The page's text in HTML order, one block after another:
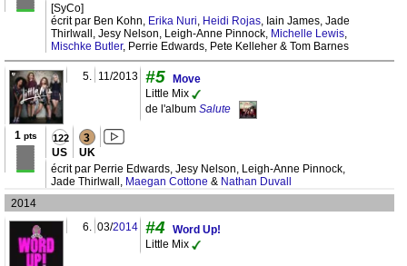
[SyCo]
écrit par Ben Kohn, Erika Nuri, Heidi Rojas, Iain James, Jade
Thirlwall, Jesy Nelson, Leigh-Anne Pinnock, Michelle Lewis,
Mischke Butler, Perrie Edwards, Pete Kelleher & Tom Barnes
5. 11/2013 #5
Move
Little Mix
de l'album Salute
1 pts
122
US
3
UK
écrit par Perrie Edwards, Jesy Nelson, Leigh-Anne Pinnock,
Jade Thirlwall, Maegan Cottone & Nathan Duvall
2014
6. 03/2014 #4 Word Up!
Little Mix